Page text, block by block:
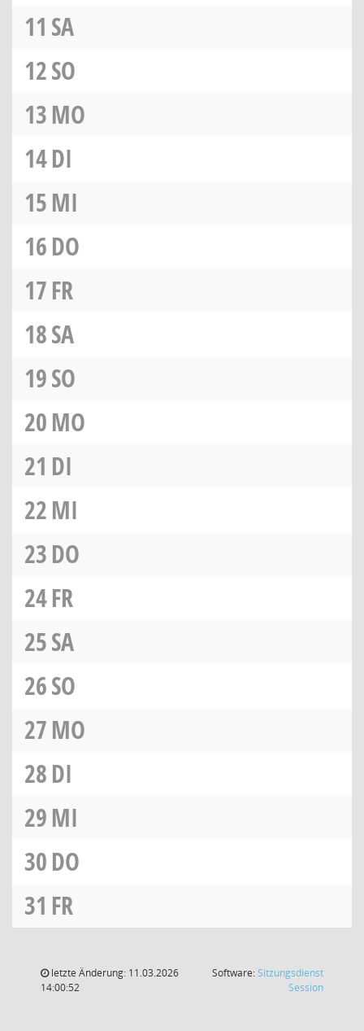
11 SA
12SO
13MO
14DI
15MI
16DO
17FR
18SA
19SO
20MO
21 DI
22MI
23DO
24FR
25SA
26SO
27MO
28DI
29MI
30DO
31 FR
letzte Änderung: 11.03.2026
14:00:52
Software:Sitzungsdienst
Session(Wird in